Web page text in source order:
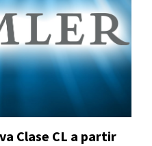
Clase CL a partir